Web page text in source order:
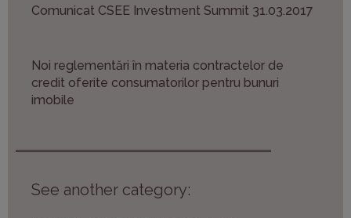
Comunicat CSEE Investment Summit 31.03.2017
Noi reglementări în materia contractelor de
credit oferite consumatorilor pentru bunuri
imobile
See another category: